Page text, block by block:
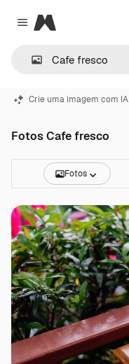
Close menu
Magnific
Crie uma imagem com IA
Fotos Cafe fresco
Fotos